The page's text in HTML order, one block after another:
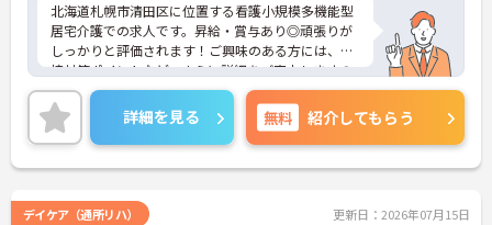
北海道札幌市清田区に位置する看護小規模多機能型
居宅介護での求人です。昇給・賞与あり◎頑張りが
しっかりと評価されます！ご興味のある方には、面
接対策ポイントなど、さらに詳細をご案内しますの
でお気軽にご相談ください！
詳細を見る 無料 紹介してもらう
デイケア（通所リハ） 更新日：2026年07月15日